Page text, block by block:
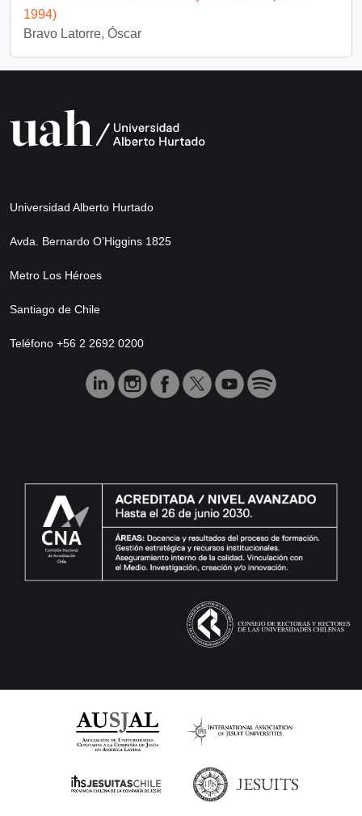
1994)
Bravo Latorre, Óscar
Universidad Alberto Hurtado
Avda. Bernardo O’Higgins 1825
Metro Los Héroes
Santiago de Chile
Teléfono +56 2 2692 0200